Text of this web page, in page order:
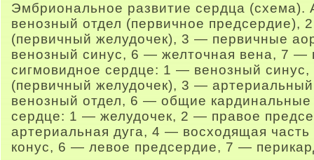
Эмбриональное развитие сердца
венозный отдел (первичное предсердие),
(первичный желудочек), 3 — первичные
венозный синус, 6 — желточная вена, 7
сигмовидное сердце: 1 — венозный
(первичный желудочек), 3 —
венозный отдел, 6 — общие
сердце: 1 — желудочек, 2 — правое
артериальная дуга, 4 — восходящая
конус, 6 — левое предсердие, 7 —